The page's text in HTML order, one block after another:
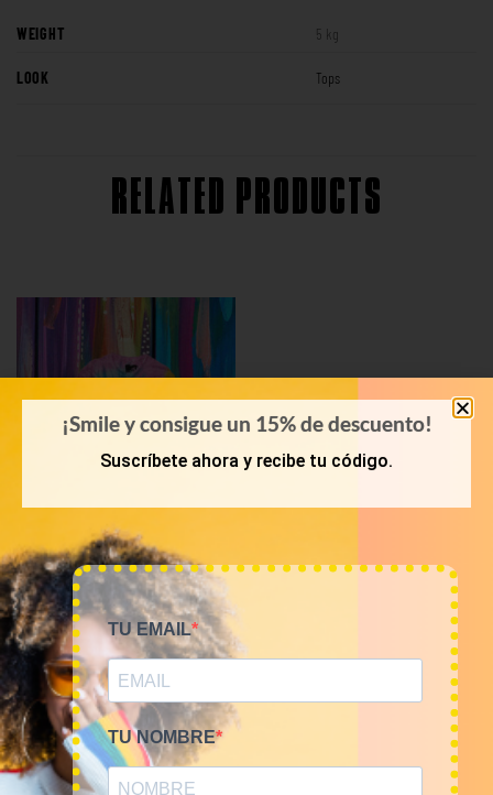
WEIGHT 5 kg
LOOK Tops
RELATED PRODUCTS
KILOS
Mix camisetas Tie Dye
9€/Kg
45,00€–180,00 €
¡Smile y consigue un 15% de descuento!
Suscríbete ahora y recibe tu código.
TU EMAIL
TU NOMBRE